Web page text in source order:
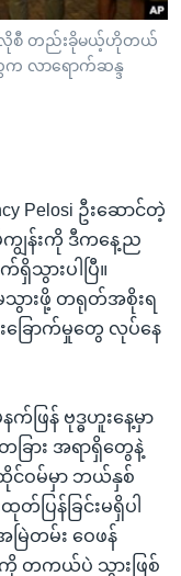
လိုစီ တည်းခိုမယ့်ဟိုတယ်
လာရောက်ဆန္ဒ
Pelosi ဦးဆောင်တဲ့
ျွန်းကို ဒီကနေ့ည
ရှိသွားပါပြီ။
သွားဖို့ တရုတ်အစိုးရ
ခြောက်မှုတွေ လုပ်နေ
က်ဖြန် ဗုဒ္ဓဟူးနေ့မှာ
ခြား အရာရှိတွေနဲ့
င်ဝမ်မှာ ဘယ်နှစ်
ြန်ခြင်းမရှိပါ
ြဲတမ်း ဝေဖန်
ကို တကယ်ပဲ သွားဖြစ်